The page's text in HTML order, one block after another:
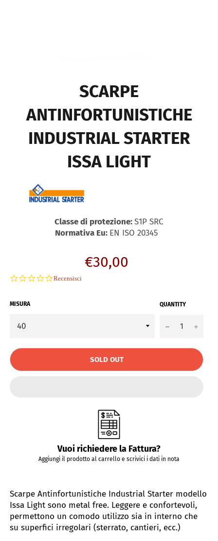
SCARPE
ANTINFORTUNISTICHE
INDUSTRIAL STARTER
ISSA LIGHT
Classe di protezione:S1P SRC
Normativa Eu: EN ISO 20345
Regular
price
€30,00
0.0
Recensisci
MISURA QUANTITY
− +
SOLD OUT
Vuoi richiedere la Fattura?
Aggiungi il prodotto al carrello e scrivici i dati in nota
Scarpe Antinfortunistiche Industrial Starter modello
Issa Light sono metal free. Leggere e confortevoli,
permettono un comodo utilizzo sia in interno che
su superfici irregolari (sterrato, cantieri, ecc.)